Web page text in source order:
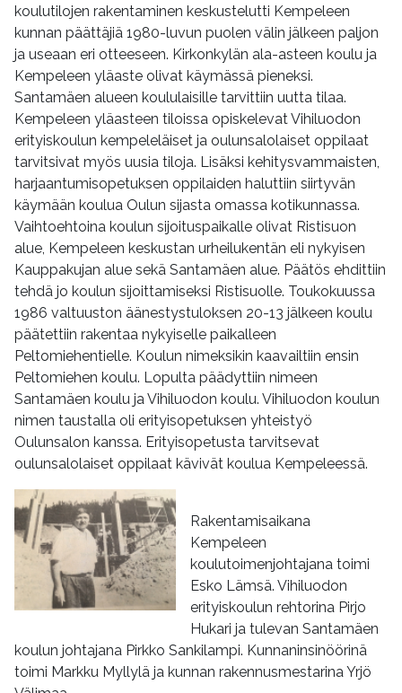
koulutilojen rakentaminen keskustelutti Kempeleen
kunnan päättäjiä 1980-luvun puolen välin jälkeen paljon
ja useaan eri otteeseen. Kirkonkylän ala-asteen koulu ja
Kempeleen yläaste olivat käymässä pieneksi.
Santamäen alueen koululaisille tarvittiin uutta tilaa.
Kempeleen yläasteen tiloissa opiskelevat Vihiluodon
erityiskoulun kempeleläiset ja oulunsalolaiset oppilaat
tarvitsivat myös uusia tiloja. Lisäksi kehitysvammaisten,
harjaantumisopetuksen oppilaiden haluttiin siirtyvän
käymään koulua Oulun sijasta omassa kotikunnassa.
Vaihtoehtoina koulun sijoituspaikalle olivat Ristisuon
alue, Kempeleen keskustan urheilukentän eli nykyisen
Kauppakujan alue sekä Santamäen alue. Päätös ehdittiin
tehdä jo koulun sijoittamiseksi Ristisuolle. Toukokuussa
1986 valtuuston äänestystuloksen 20-13 jälkeen koulu
päätettiin rakentaa nykyiselle paikalleen
Peltomiehentielle. Koulun nimeksikin kaavailtiin ensin
Peltomiehen koulu. Lopulta päädyttiin nimeen
Santamäen koulu ja Vihiluodon koulu. Vihiluodon koulun
nimen taustalla oli erityisopetuksen yhteistyö
Oulunsalon kanssa. Erityisopetusta tarvitsevat
oulunsalolaiset oppilaat kävivät koulua Kempeleessä.
Rakentamisaikana
Kempeleen
koulutoimenjohtajana toimi
Esko Lämsä. Vihiluodon
erityiskoulun rehtorina Pirjo
Hukari ja tulevan Santamäen
koulun johtajana Pirkko Sankilampi. Kunnaninsinöörinä
toimi Markku Myllylä ja kunnan rakennusmestarina Yrjö